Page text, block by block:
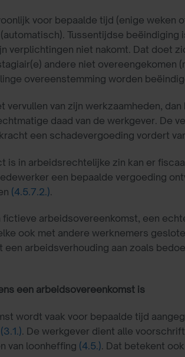
voor bepaalde tijd (enige weken
Tussentijdse beëindiging
verplichtingen niet nakomt. Dat doet
andere niet overeengekomen
overeenstemming worden
vervullen van zijn werkzaamheden,
daad van de werkgever. De
een schadevergoeding vordert
is in arbeidsrechtelijke zin kan er
een bepaalde vergoeding
(4.5.7.2.).
arbeidsovereenkomst, een
ook met andere werknemers
arbeidsverhouding aan zoals
een arbeidsovereenkomst is
wordt vaak voor bepaalde tijd
(3.1.). De werkgever dient alle
van loonheffing (4.5.). Dat betekent